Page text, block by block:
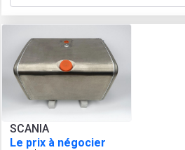
SCANIA
Le prix à négocier